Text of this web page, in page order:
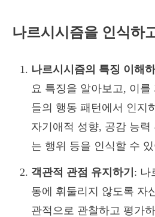
나르시시즘을 인식하
나르시시즘의 특징 이해하
요 특징을 알아보고, 이
들의 행동 패턴에서 인지
자기애적 성향, 공감 능
는 행위 등을 인식할 수
객관적 관점 유지하기 : 나
동에 휘둘리지 않도록 자
관적으로 관찰하고 평가